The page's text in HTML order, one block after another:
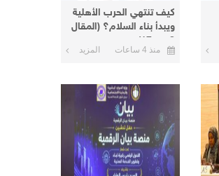
كيف تنتهي الحرب الأهلية
ويبدأ بناء السلام؟ (المقال
8 من 17)
منذ 4 ساعات المزيد